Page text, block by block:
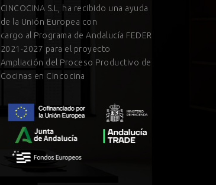
CINCOCINA S.L, ha recibido una ayuda
de la Unión Europea con
cargo al Programa de Andalucía FEDER
2021-2027 para el proyecto
Ampliación del Proceso Productivo de
Cocinas en Cincocina